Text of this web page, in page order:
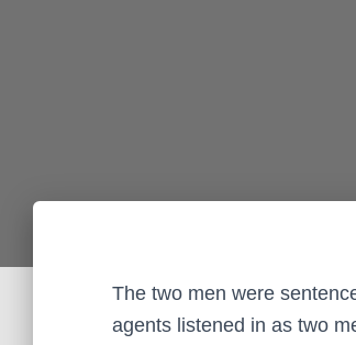
The two men were
agents listened in as two